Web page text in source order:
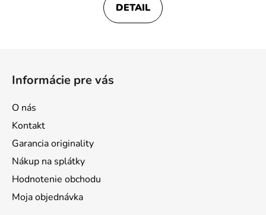
DETAIL
Informácie pre vás
O nás
Kontakt
Garancia originality
Nákup na splátky
Hodnotenie obchodu
Moja objednávka